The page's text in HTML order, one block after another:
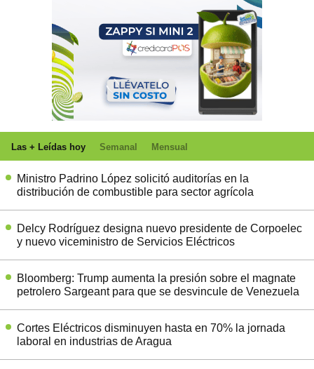
Las + Leídas hoy Semanal Mensual
Ministro Padrino López solicitó auditorías en la
distribución de combustible para sector agrícola
Delcy Rodríguez designa nuevo presidente de Corpoelec
y nuevo viceministro de Servicios Eléctricos
Bloomberg: Trump aumenta la presión sobre el magnate
petrolero Sargeant para que se desvincule de Venezuela
Cortes Eléctricos disminuyen hasta en 70% la jornada
laboral en industrias de Aragua